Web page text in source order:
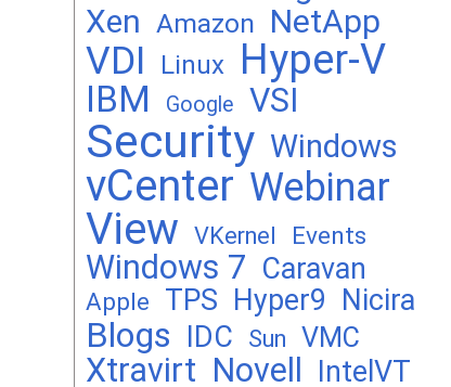
Xen Amazon NetApp
VDI Linux Hyper-V
IBM Google VSI
Security Windows
vCenter Webinar
View VKernel Events
Windows 7 Caravan
Apple TPS Hyper9 Nicira
Blogs IDC Sun VMC
Xtravirt Novell IntelVT